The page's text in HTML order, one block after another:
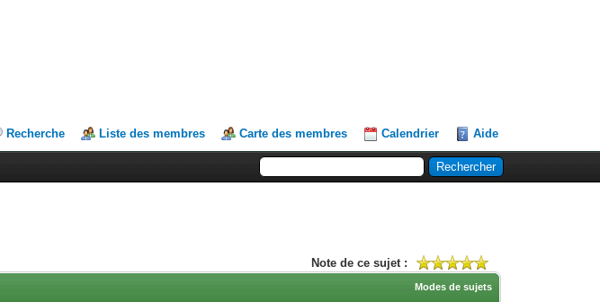
Recherche Liste des membres Carte des membres Calendrier Aide
Note de ce sujet :
Modes de sujets